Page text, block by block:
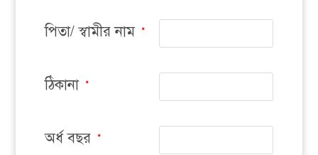
পিতা/ স্বামীর নাম *
ঠিকানা *
অর্ধ বছর *